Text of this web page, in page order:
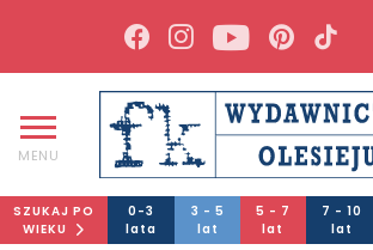
MENU
SZUKAJ PO
WIEKU
0-3
lata
3 - 5
lat
5 - 7
lat
7 - 10
lat